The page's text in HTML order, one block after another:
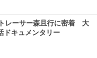
レーサー森且行に密着 大
ドキュメンタリー